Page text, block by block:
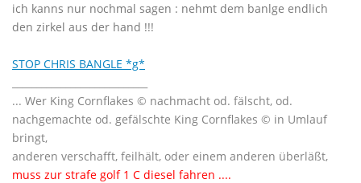
ich kanns nur nochmal sagen : nehmt dem banlge endlich
den zirkel aus der hand !!!
STOP CHRIS BANGLE *g*
... Wer King Cornflakes © nachmacht od. fälscht, od.
nachgemachte od. gefälschte King Cornflakes © in Umlauf
bringt,
anderen verschafft, feilhält, oder einem anderen überläßt,
muss zur strafe golf 1 C diesel fahren ....